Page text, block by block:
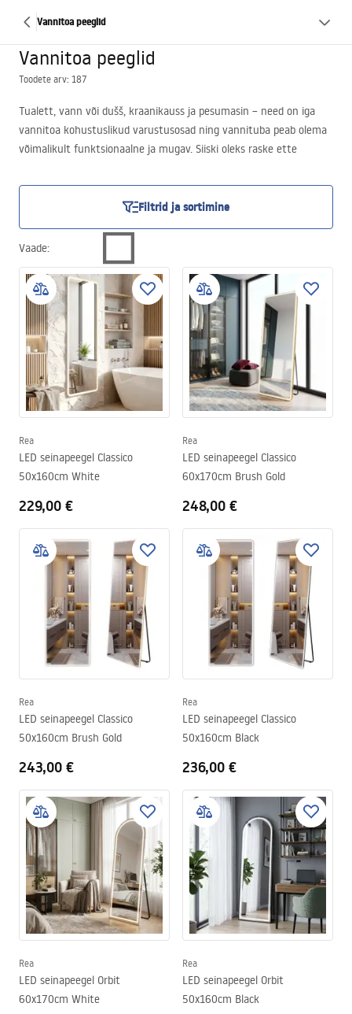
Vannitoa peeglid
Vannitoa peeglid
Toodete arv: 187
Tualett, vann või dušš, kraanikauss ja pesumasin – need on iga
vannitoa kohustuslikud varustusosad ning vannituba peab olema
võimalikult funktsionaalne ja mugav. Siiski oleks raske ette
võimaldab teha igapäevaseid hooldustoiminguid, kanda meiki ja
kontrollida soengut ning meestel muu hulgas ka täpset
raseerimist.
See pole veel kõik, sest vannitoa peegel ei täida ainult praktilist
funktsiooni, vaid ka esteetilist. See tõstab oluliselt kogu ruumi
väärtust, valgustab, lisab ruumikust ja muudab selle optiliselt
suuremaks.
Filtrid ja sortimine
Vaade:
Rea
LED seinapeegel Classico
50x160cm White
229,00 €
Rea
LED seinapeegel Classico
60x170cm Brush Gold
248,00 €
Rea
LED seinapeegel Classico
50x160cm Brush Gold
243,00 €
Rea
LED seinapeegel Classico
50x160cm Black
236,00 €
Rea
LED seinapeegel Orbit
60x170cm White
Rea
LED seinapeegel Orbit
50x160cm Black